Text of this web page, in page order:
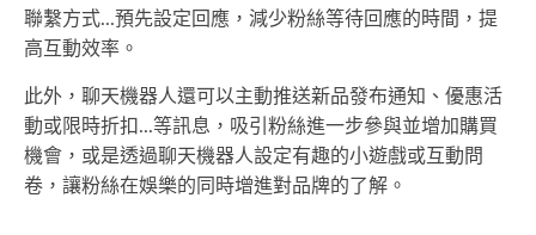
聯繫方式...預先設定回應，減少粉絲等待回應的時間，提
高互動效率。
此外，聊天機器人還可以主動推送新品發布通知、優惠活
動或限時折扣...等訊息，吸引粉絲進一步參與並增加購買
機會，或是透過聊天機器人設定有趣的小遊戲或互動問
卷，讓粉絲在娛樂的同時增進對品牌的了解。